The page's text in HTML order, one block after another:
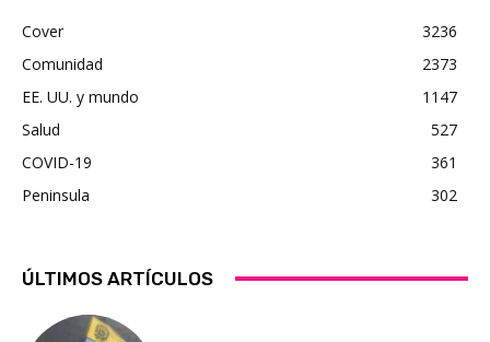
Cover
3236
Comunidad
2373
EE. UU. y mundo
1147
Salud
527
COVID-19
361
Peninsula
302
ÚLTIMOS ARTÍCULOS